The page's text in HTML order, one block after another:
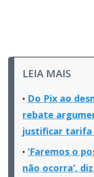
LEIA MAIS
Do Pix ao
rebate
justificar tarifa
‘Faremos o
não ocorra’,